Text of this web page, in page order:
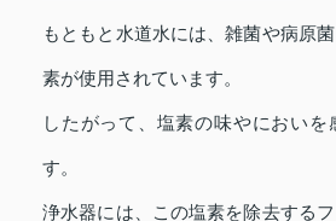
もともと水道水には、雑菌や病原
素が使用されています。
したがって、塩素の味やにおいを
す。
浄水器には、この塩素を除去する